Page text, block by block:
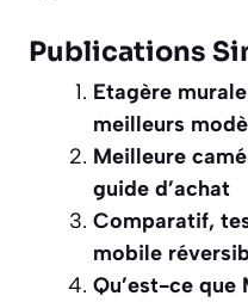
Publications
Etagère
meilleurs
Meilleure
guide d’achat
Comparatif,
mobile
Qu’est-ce